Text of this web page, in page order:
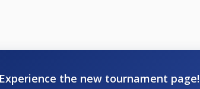
Experience the new tournament page!